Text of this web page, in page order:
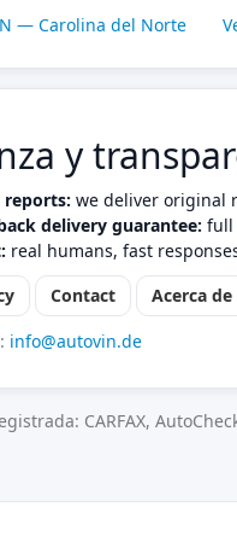
— Carolina del Norte
y
we deliver original
delivery guarantee: full
real humans, fast
Contact
Acerca de
info@autovin.de
CARFAX,